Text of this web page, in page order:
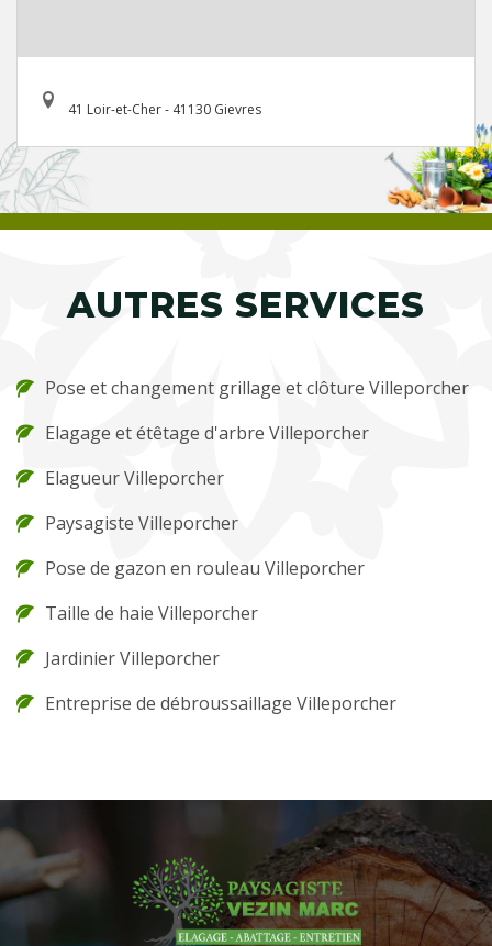
41 Loir-et-Cher - 41130 Gievres
AUTRES SERVICES
Pose et changement grillage et clôture Villeporcher
Elagage et étêtage d'arbre Villeporcher
Elagueur Villeporcher
Paysagiste Villeporcher
Pose de gazon en rouleau Villeporcher
Taille de haie Villeporcher
Jardinier Villeporcher
Entreprise de débroussaillage Villeporcher